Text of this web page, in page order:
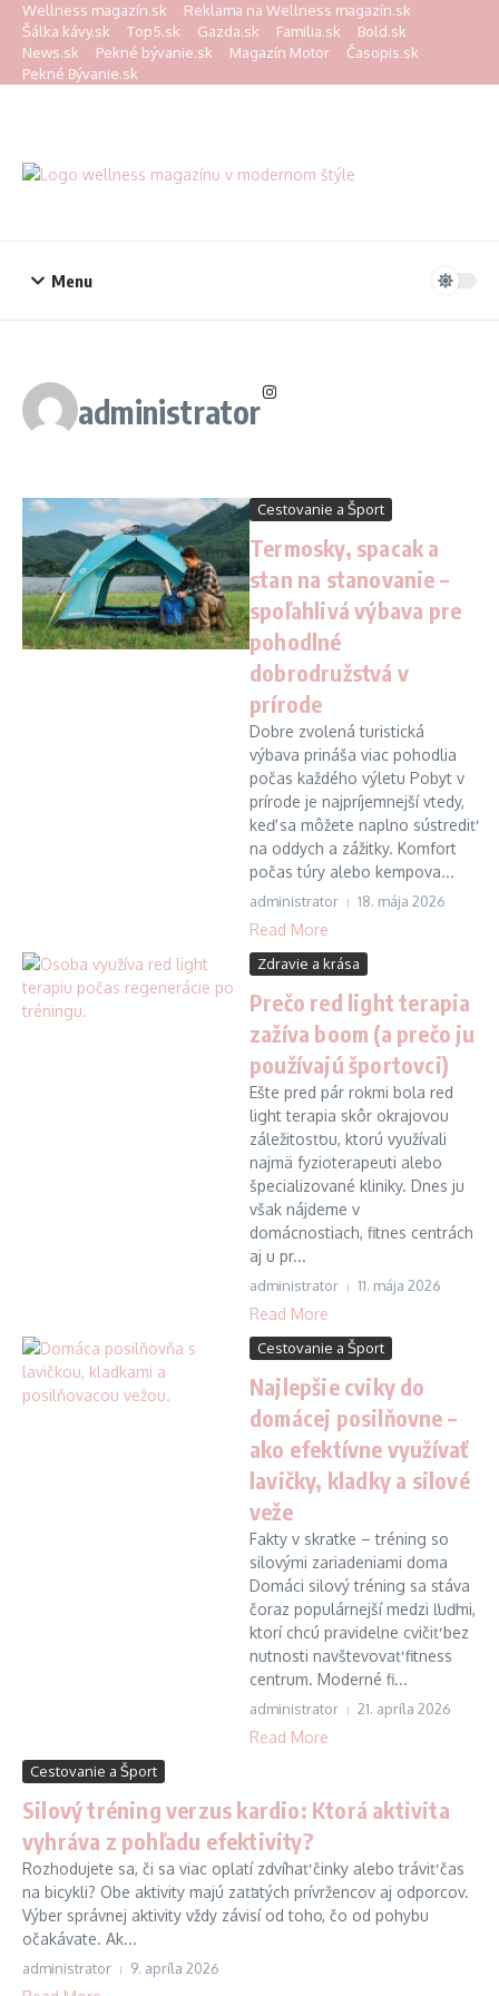
Preskočiť na obsah
Wellness magazín.sk
Reklama na Wellness magazín.sk
Šálka kávy.sk
Top5.sk Gazda.sk Familia.sk
Bold.sk
News.sk
Pekné bývanie.sk Magazín Motor
Časopis.sk
Pekné Bývanie.sk
Menu
administrator
Cestovanie a Šport
Termosky, spacak a
stan na stanovanie –
spoľahlivá výbava pre
pohodlné
dobrodružstvá v
prírode
Dobre zvolená turistická
výbava prináša viac pohodlia
počas každého výletu Pobyt v
prírode je najpríjemnejší vtedy,
keď sa môžete naplno sústrediť
na oddych a zážitky. Komfort
počas túry alebo kempova...
administrator 18. mája 2026
Read More
Zdravie a krása
Prečo red light terapia
zažíva boom (a prečo ju
používajú športovci)
Ešte pred pár rokmi bola red
light terapia skôr okrajovou
záležitosťou, ktorú využívali
najmä fyzioterapeuti alebo
špecializované kliniky. Dnes ju
však nájdeme v
domácnostiach, fitnes centrách
aj u pr...
administrator 11. mája 2026
Read More
Cestovanie a Šport
Najlepšie cviky do
domácej posilňovne –
ako efektívne využívať
lavičky, kladky a silové
veže
Fakty v skratke – tréning so
silovými zariadeniami doma
Domáci silový tréning sa stáva
čoraz populárnejší medzi ľuďmi,
ktorí chcú pravidelne cvičiť bez
nutnosti navštevovať fitness
centrum. Moderné fi...
administrator 21. apríla 2026
Read More
Cestovanie a Šport
Silový tréning verzus kardio: Ktorá aktivita
vyhráva z pohľadu efektivity?
Rozhodujete sa, či sa viac oplatí zdvíhať činky alebo tráviť čas
na bicykli? Obe aktivity majú zaťatých prívržencov aj odporcov.
Výber správnej aktivity vždy závisí od toho, čo od pohybu
očakávate. Ak...
administrator 9. apríla 2026